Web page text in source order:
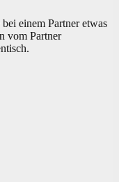
einem Partner etwas
vom Partner